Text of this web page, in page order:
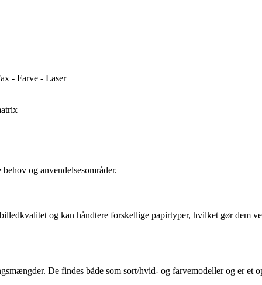
- Farve - Laser
og anvendelsesområder.
og kan håndtere forskellige papirtyper, hvilket gør dem
De findes både som sort/hvid- og farvemodeller og er et